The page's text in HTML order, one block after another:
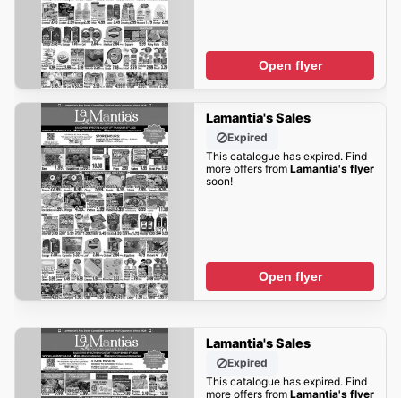
Open flyer
Lamantia's Sales
Expired
This catalogue has expired. Find
more offers from Lamantia's flyer
soon!
Open flyer
Lamantia's Sales
Expired
This catalogue has expired. Find
more offers from Lamantia's flyer